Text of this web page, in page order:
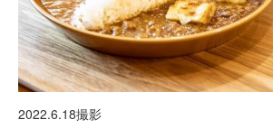
2022.6.18撮影